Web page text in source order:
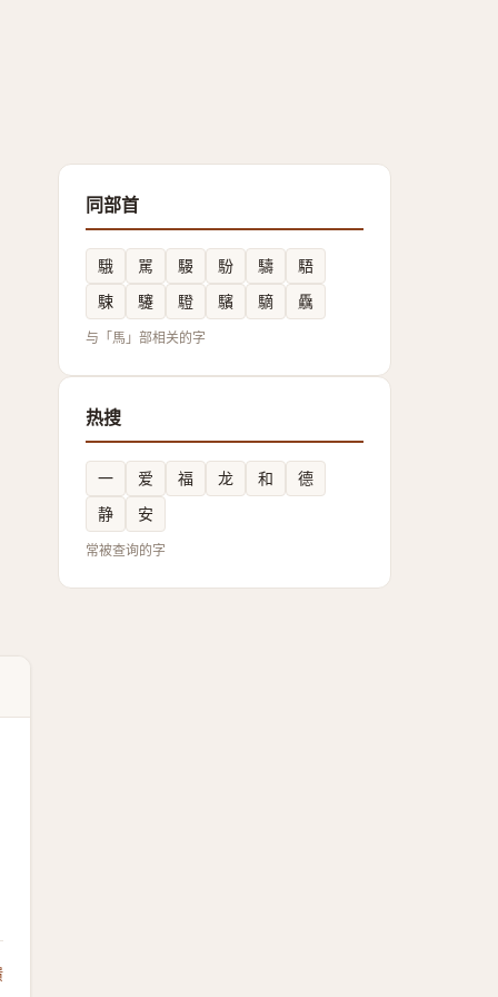
同部首
騀 駡 騴 䭻 䮻
䮏
駷
䮿 䮴 驞 䮰 驫
与「馬」部相关的字
热搜
一 爱 福 龙 和
德
静
安
常被查询的字